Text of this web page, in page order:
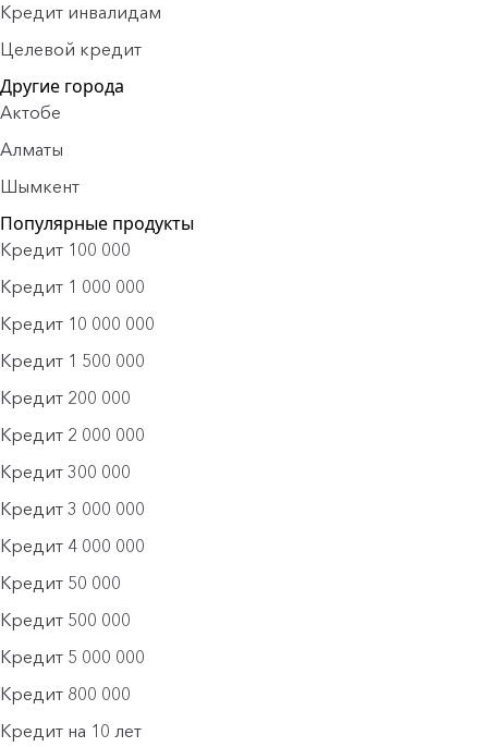
Кредит инвалидам
Целевой кредит
Другие города
Актобе
Алматы
Шымкент
Популярные продукты
Кредит 100 000
Кредит 1 000 000
Кредит 10 000 000
Кредит 1 500 000
Кредит 200 000
Кредит 2 000 000
Кредит 300 000
Кредит 3 000 000
Кредит 4 000 000
Кредит 50 000
Кредит 500 000
Кредит 5 000 000
Кредит 800 000
Кредит на 10 лет